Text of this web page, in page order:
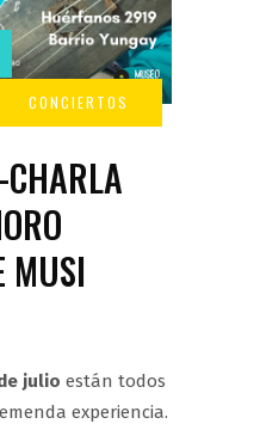
CHARLA
MUSI
julio están todos
experiencia.